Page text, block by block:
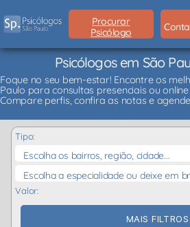
Procurar
Psicólogo
Psicólogos em São
Foque no seu bem-estar! Encontre os
Paulo para consultas presenciais ou
Compare perfis, confira as notas e
Tipo:
Escolha os bairros, região, cidade...
Escolha a especialidade ou deixe em
Valor:
MAIS FILTROS